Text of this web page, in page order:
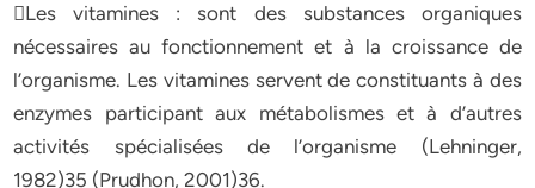
Les vitamines : sont des substances organiques
nécessaires au fonctionnement et à la croissance de
l’organisme. Les vitamines servent de constituants à des
enzymes participant aux métabolismes et à d’autres
activités spécialisées de l’organisme (Lehninger,
1982)35 (Prudhon, 2001)36.